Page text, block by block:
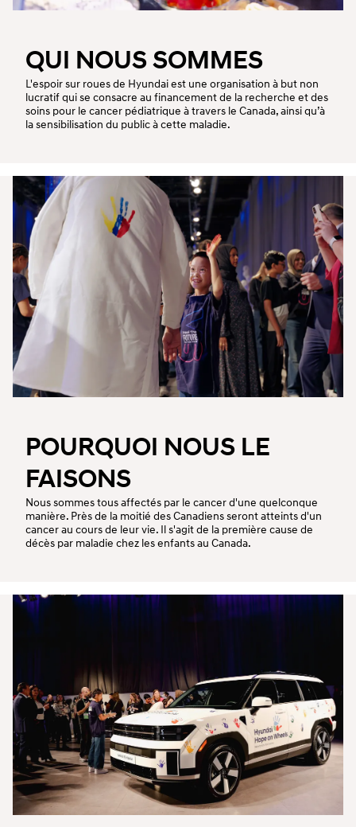
QUI NOUS SOMMES
L'espoir sur roues de Hyundai est une organisation à but non
lucratif qui se consacre au financement de la recherche et des
soins pour le cancer pédiatrique à travers le Canada, ainsi qu’à
la sensibilisation du public à cette maladie.
POURQUOI NOUS LE
FAISONS
Nous sommes tous affectés par le cancer d'une quelconque
manière. Près de la moitié des Canadiens seront atteints d'un
cancer au cours de leur vie. Il s'agit de la première cause de
décès par maladie chez les enfants au Canada.